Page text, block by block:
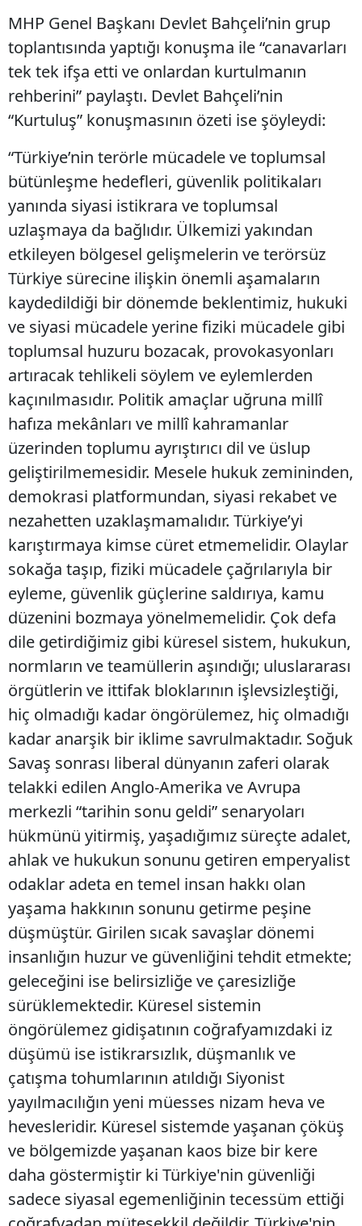
MHP Genel Başkanı Devlet Bahçeli’nin grup
toplantısında yaptığı konuşma ile “canavarları
tek tek ifşa etti ve onlardan kurtulmanın
rehberini” paylaştı. Devlet Bahçeli’nin
“Kurtuluş” konuşmasının özeti ise şöyleydi:
“Türkiye’nin terörle mücadele ve toplumsal
bütünleşme hedefleri, güvenlik politikaları
yanında siyasi istikrara ve toplumsal
uzlaşmaya da bağlıdır. Ülkemizi yakından
etkileyen bölgesel gelişmelerin ve terörsüz
Türkiye sürecine ilişkin önemli aşamaların
kaydedildiği bir dönemde beklentimiz, hukuki
ve siyasi mücadele yerine fiziki mücadele gibi
toplumsal huzuru bozacak, provokasyonları
artıracak tehlikeli söylem ve eylemlerden
kaçınılmasıdır. Politik amaçlar uğruna millî
hafıza mekânları ve millî kahramanlar
üzerinden toplumu ayrıştırıcı dil ve üslup
geliştirilmemesidir. Mesele hukuk zemininden,
demokrasi platformundan, siyasi rekabet ve
nezahetten uzaklaşmamalıdır. Türkiye’yi
karıştırmaya kimse cüret etmemelidir. Olaylar
sokağa taşıp, fiziki mücadele çağrılarıyla bir
eyleme, güvenlik güçlerine saldırıya, kamu
düzenini bozmaya yönelmemelidir. Çok defa
dile getirdiğimiz gibi küresel sistem, hukukun,
normların ve teamüllerin aşındığı; uluslararası
örgütlerin ve ittifak bloklarının işlevsizleştiği,
hiç olmadığı kadar öngörülemez, hiç olmadığı
kadar anarşik bir iklime savrulmaktadır. Soğuk
Savaş sonrası liberal dünyanın zaferi olarak
telakki edilen Anglo-Amerika ve Avrupa
merkezli “tarihin sonu geldi” senaryoları
hükmünü yitirmiş, yaşadığımız süreçte adalet,
ahlak ve hukukun sonunu getiren emperyalist
odaklar adeta en temel insan hakkı olan
yaşama hakkının sonunu getirme peşine
düşmüştür. Girilen sıcak savaşlar dönemi
insanlığın huzur ve güvenliğini tehdit etmekte;
geleceğini ise belirsizliğe ve çaresizliğe
sürüklemektedir. Küresel sistemin
öngörülemez gidişatının coğrafyamızdaki iz
düşümü ise istikrarsızlık, düşmanlık ve
çatışma tohumlarının atıldığı Siyonist
yayılmacılığın yeni müesses nizam heva ve
hevesleridir. Küresel sistemde yaşanan çöküş
ve bölgemizde yaşanan kaos bize bir kere
daha göstermiştir ki Türkiye'nin güvenliği
sadece siyasal egemenliğinin tecessüm ettiği